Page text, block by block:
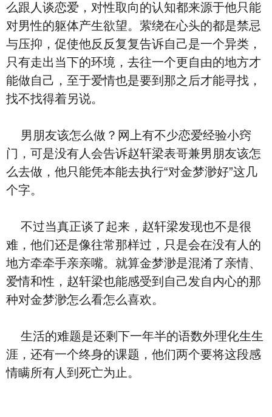
么跟人谈恋爱，对性取向的认知都来源于他只能
对男性的躯体产生欲望。萦绕在心头的都是禁忌
与压抑，促使他反反复复告诉自己是一个异类，
只有走出当下的环境，去往一个更自由的地方才
能做自己，至于爱情也是要到那之后才能寻找，
找不找得着另说。
男朋友该怎么做？网上有不少恋爱经验小窍
门，可是没有人会告诉赵轩梁表哥兼男朋友该怎
么去做，他只能凭本能去执行“对金梦渺好”这几
个字。
不过当真正谈了起来，赵轩梁发现也不是很
难，他们还是像往常那样过，只是会在没有人的
地方牵牵手亲亲嘴。就算金梦渺是混淆了亲情、
爱情和性，赵轩梁也能感受到自己发自内心的那
种对金梦渺怎么看怎么喜欢。
生活的难题是还剩下一年半的语数外理化生生
涯，还有一个终身的课题，他们两个要将这段感
情瞒所有人到死亡为止。